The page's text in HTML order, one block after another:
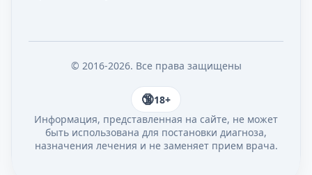
© 2016-2026. Все права защищены
18+
Информация, представленная на сайте, не может
быть использована для постановки диагноза,
назначения лечения и не заменяет прием врача.